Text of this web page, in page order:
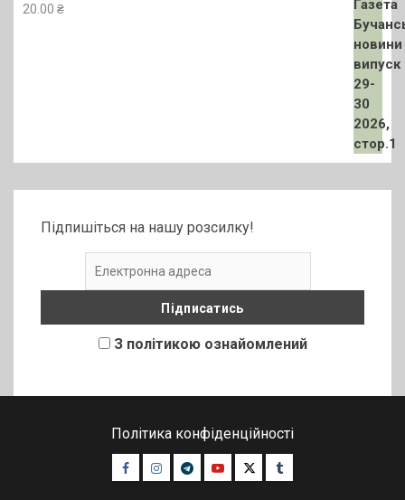
20.00 ₴
Підпишіться на нашу розсилку!
З політикою ознайомлений
Політика конфіденційності
Facebook
Instagram
TelegramYoutubeTwitterTumblr